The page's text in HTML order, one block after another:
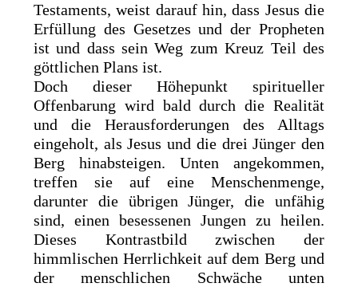
Testaments, weist darauf hin, dass Jesus die
Erfüllung des Gesetzes und der Propheten
ist und dass sein Weg zum Kreuz Teil des
göttlichen Plans ist.
Doch dieser Höhepunkt spiritueller
Offenbarung wird bald durch die Realität
und die Herausforderungen des Alltags
eingeholt, als Jesus und die drei Jünger den
Berg hinabsteigen. Unten angekommen,
treffen sie auf eine Menschenmenge,
darunter die übrigen Jünger, die unfähig
sind, einen besessenen Jungen zu heilen.
Dieses Kontrastbild zwischen der
himmlischen Herrlichkeit auf dem Berg und
der menschlichen Schwäche unten